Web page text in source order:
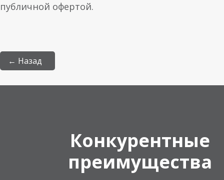
публичной офертой.
← Назад
Конкурентные
преимущества